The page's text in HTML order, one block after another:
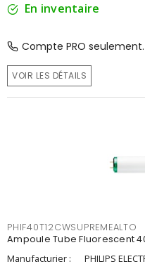
En inventaire
Compte PRO
VOIR LES DÉTAILS
PHIF40T12CWSUPREMEALTO
Ampoule Tube Fluorescent
Manufacturier :
PHILIPS